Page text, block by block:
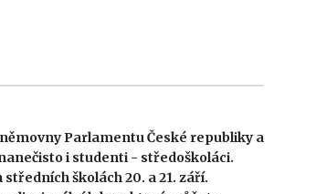
Parlamentu České republiky a
i studenti - středoškoláci.
školách 20. a 21. září.